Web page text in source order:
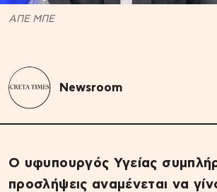
ΑΠΕ ΜΠΕ
Newsroom
Ο υφυπουργός Υγείας
προσλήψεις αναμένεται να